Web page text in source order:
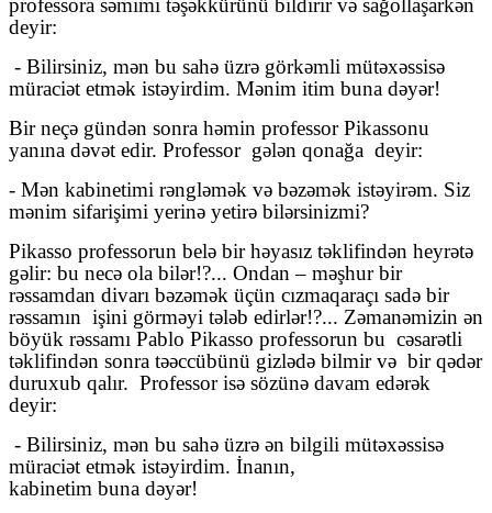
professora səmimi təşəkkürünü bildirir və sağollaşarkən
deyir:
- Bilirsiniz, mən bu sahə üzrə görkəmli mütəxəssisə
müraciət etmək istəyirdim. Mənim itim buna dəyər!
Bir neçə gündən sonra həmin professor Pikassonu
yanına dəvət edir. Professor gələn qonağa deyir:
- Mən kabinetimi rəngləmək və bəzəmək istəyirəm. Siz
mənim sifarişimi yerinə yetirə bilərsinizmi?
Pikasso professorun belə bir həyasız təklifindən heyrətə
gəlir: bu necə ola bilər!?... Ondan – məşhur bir
rəssamdan divarı bəzəmək üçün cızmaqaraçı sadə bir
rəssamın işini görməyi tələb edirlər!?... Zəmanəmizin ən
böyük rəssamı Pablo Pikasso professorun bu cəsarətli
təklifindən sonra təəccübünü gizlədə bilmir və bir qədər
duruxub qalır. Professor isə sözünə davam edərək
deyir:
- Bilirsiniz, mən bu sahə üzrə ən bilgili mütəxəssisə
müraciət etmək istəyirdim. İnanın,
kabinetim buna dəyər!